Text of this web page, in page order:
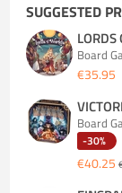
SUGGESTED
LORDS
Board
€35.95
Board
-30%
€40.25